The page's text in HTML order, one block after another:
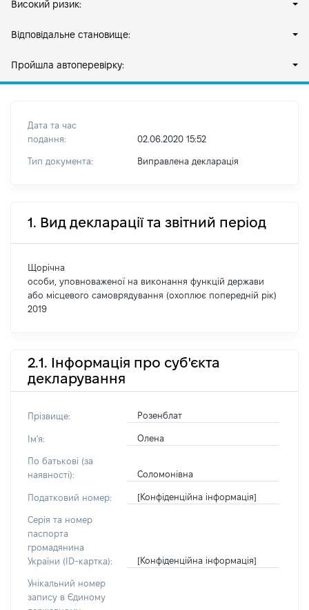
Високий ризик:
Відповідальне становище:
Пройшла автоперевірку:
Дата та час
подання:
02.06.2020 15:52
Тип документа: Виправлена декларація
1. Вид декларації та звітний період
Щорічна
особи, уповноваженої на виконання функцій держави
або місцевого самоврядування (охоплює попередній рік)
2019
2.1. Інформація про суб'єкта
декларування
Прізвище: Розенблат
Ім'я: Олена
По батькові (за
наявності):
Соломонівна
Податковий номер: [Конфіденційна інформація]
Серія та номер
паспорта
громадянина
України (ID-картка):
[Конфіденційна інформація]
Унікальний номер
запису в Єдиному